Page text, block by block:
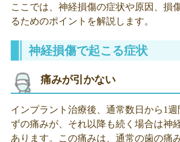
ここでは、神経損傷の症状や原因、損
るためのポイントを解説します。
神経損傷で起こる症状
痛みが引かない
インプラント治療後、通常数日から1
ずの痛みが、それ以降も続く場合は神
あります。この痛みは、通常の歯の痛